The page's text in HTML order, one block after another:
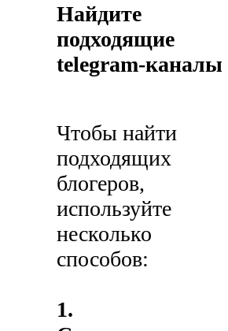
Найдите
подходящие
telegram-каналы
Чтобы найти
подходящих
блогеров,
используйте
несколько
способов:
1.